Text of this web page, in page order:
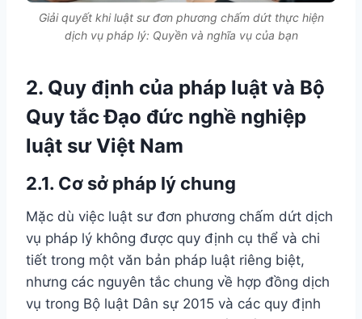
Giải quyết khi luật sư đơn phương chấm dứt thực hiện
dịch vụ pháp lý: Quyền và nghĩa vụ của bạn
2. Quy định của pháp luật và Bộ
Quy tắc Đạo đức nghề nghiệp
luật sư Việt Nam
2.1. Cơ sở pháp lý chung
Mặc dù việc luật sư đơn phương chấm dứt dịch
vụ pháp lý không được quy định cụ thể và chi
tiết trong một văn bản pháp luật riêng biệt,
nhưng các nguyên tắc chung về hợp đồng dịch
vụ trong Bộ luật Dân sự 2015 và các quy định